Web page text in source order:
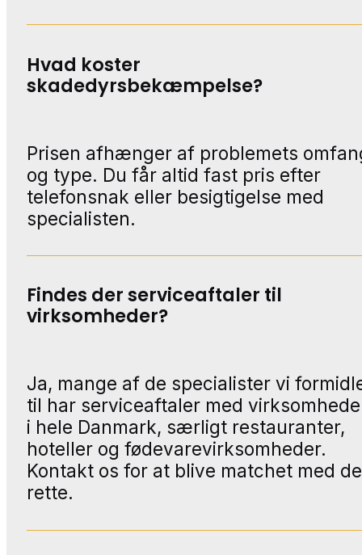
Hvad koster
skadedyrsbekæmpelse?
Prisen afhænger af problemets
og type. Du får altid fast pris efter
telefonsnak eller besigtigelse med
specialisten.
Findes der serviceaftaler til
virksomheder?
Ja, mange af de specialister vi
til har serviceaftaler med
i hele Danmark, særligt restauranter,
hoteller og fødevarevirksomheder.
Kontakt os for at blive matchet med
rette.